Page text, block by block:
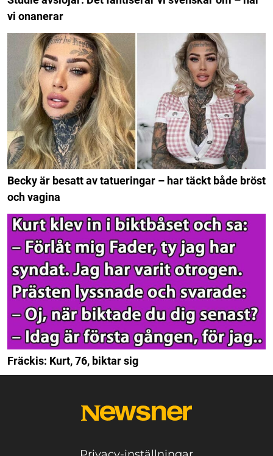
vi onanerar
Becky är besatt av tatueringar – har täckt både bröst
och vagina
Fräckis: Kurt, 76, biktar sig